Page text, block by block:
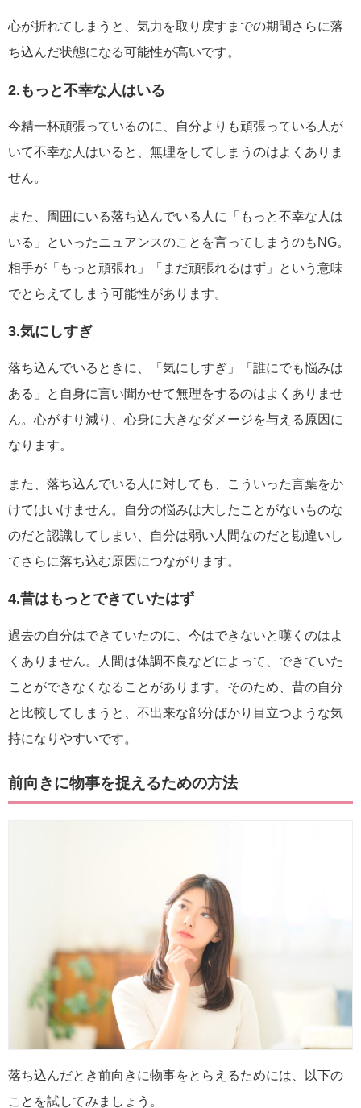
心が折れてしまうと、気力を取り戻すまでの期間さらに落
ち込んだ状態になる可能性が高いです。
2.もっと不幸な人はいる
今精一杯頑張っているのに、自分よりも頑張っている人が
いて不幸な人はいると、無理をしてしまうのはよくありま
せん。
また、周囲にいる落ち込んでいる人に「もっと不幸な人は
いる」といったニュアンスのことを言ってしまうのもNG。
相手が「もっと頑張れ」「まだ頑張れるはず」という意味
でとらえてしまう可能性があります。
3.気にしすぎ
落ち込んでいるときに、「気にしすぎ」「誰にでも悩みは
ある」と自身に言い聞かせて無理をするのはよくありませ
ん。心がすり減り、心身に大きなダメージを与える原因に
なります。
また、落ち込んでいる人に対しても、こういった言葉をか
けてはいけません。自分の悩みは大したことがないものな
のだと認識してしまい、自分は弱い人間なのだと勘違いし
てさらに落ち込む原因につながります。
4.昔はもっとできていたはず
過去の自分はできていたのに、今はできないと嘆くのはよ
くありません。人間は体調不良などによって、できていた
ことができなくなることがあります。そのため、昔の自分
と比較してしまうと、不出来な部分ばかり目立つような気
持になりやすいです。
前向きに物事を捉えるための方法
落ち込んだとき前向きに物事をとらえるためには、以下の
ことを試してみましょう。